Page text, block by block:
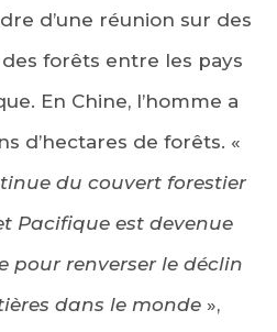
d’une réunion sur des
forêts entre les pays
En Chine, l’homme a
d’hectares de forêts. «
du couvert forestier
Pacifique est devenue
pour renverser le déclin
dans le monde »,